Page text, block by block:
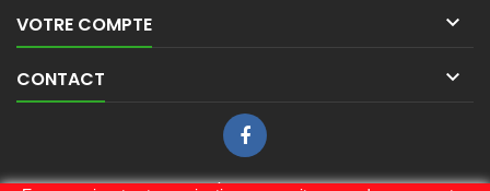
VOTRE COMPTE 
CONTACT 